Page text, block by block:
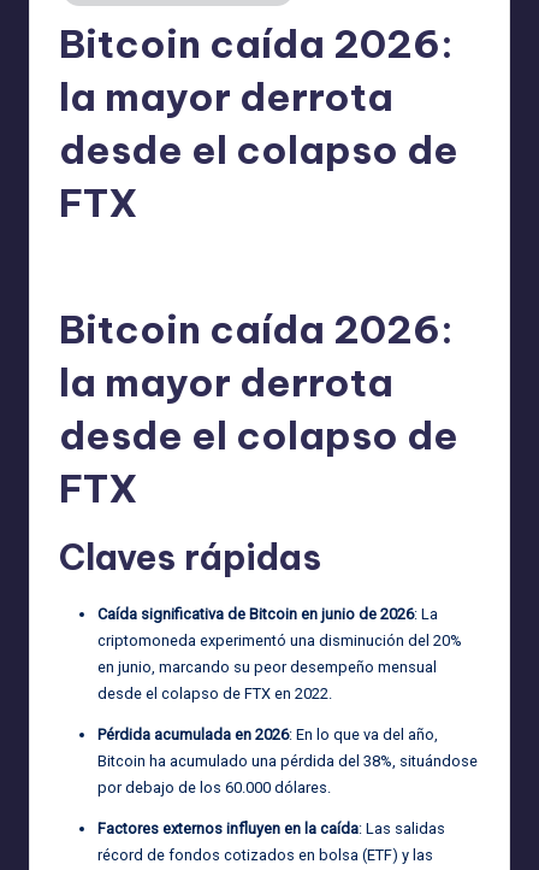
Bitcoin caída 2026:
la mayor derrota
desde el colapso de
FTX
Bitcoin caída 2026:
la mayor derrota
desde el colapso de
FTX
Claves rápidas
Caída significativa de Bitcoin en junio de 2026: La
criptomoneda experimentó una disminución del 20%
en junio, marcando su peor desempeño mensual
desde el colapso de FTX en 2022.
Pérdida acumulada en 2026: En lo que va del año,
Bitcoin ha acumulado una pérdida del 38%, situándose
por debajo de los 60.000 dólares.
Factores externos influyen en la caída: Las salidas
récord de fondos cotizados en bolsa (ETF) y las